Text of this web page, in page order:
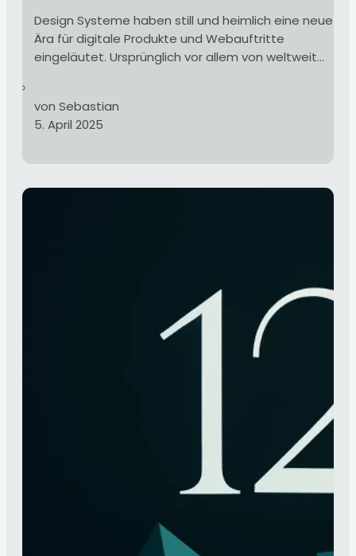
Design Systeme haben still und heimlich eine neue
Ära für digitale Produkte und Webauftritte
eingeläutet. Ursprünglich vor allem von weltweit...
von Sebastian
5. April 2025